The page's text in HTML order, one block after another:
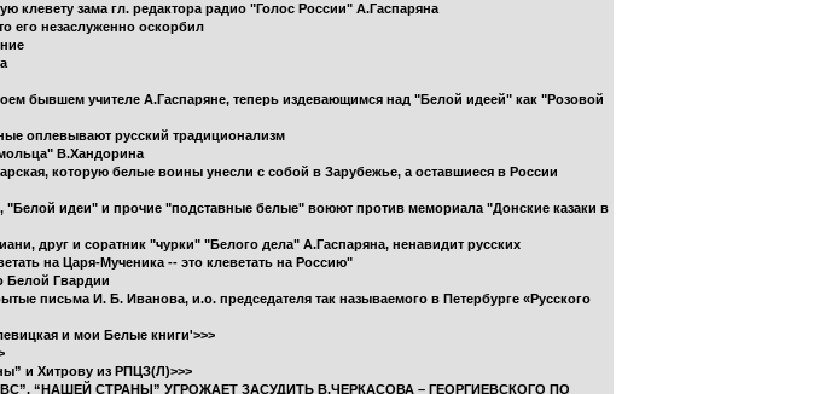
зама гл. редактора радио "Голос России" А.Гаспаряна
его незаслуженно оскорбил
бывшем учителе А.Гаспаряне, теперь издевающимся над "Белой идеей" как "Розовой
оплевывают русский традиционализм
В.Хандорина
которую белые воины унесли с собой в Зарубежье, а оставшиеся в России
идеи" и прочие "подставные белые" воюют против мемориала "Донские казаки в
друг и соратник "чурки" "Белого дела" А.Гаспаряна, ненавидит русских
на Царя-Мученика -- это клеветать на Россию"
Белой Гвардии
И. Б. Иванова, и.о. председателя так называемого в Петербурге «Русского
и мои Белые книги'>>>
и Хитрову из РПЦЗ(Л)>>>
“НАШЕЙ СТРАНЫ” УГРОЖАЕТ ЗАСУДИТЬ В.ЧЕРКАСОВА – ГЕОРГИЕВСКОГО ПО